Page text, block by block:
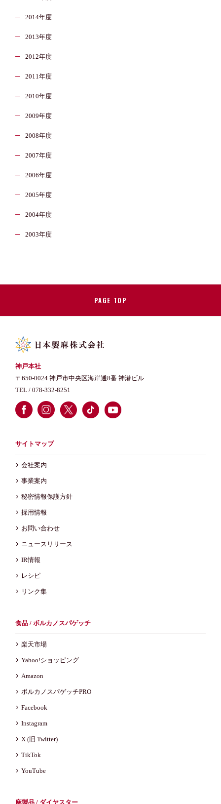
2014年度
2013年度
2012年度
2011年度
2010年度
2009年度
2008年度
2007年度
2006年度
2005年度
2004年度
2003年度
PAGE TOP
神戸本社
〒650-0024 神戸市中央区海岸通8番 神港ビル
TEL /078-332-8251
サイトマップ
会社案内
事業案内
秘密情報保護方針
採用情報
お問い合わせ
ニュースリリース
IR情報
レシピ
リンク集
食品 / ボルカノスパゲッチ
楽天市場
Yahoo!ショッピング
Amazon
ボルカノスパゲッチPRO
Facebook
Instagram
X (旧 Twitter)
TikTok
YouTube
麻製品 / ダイヤスター